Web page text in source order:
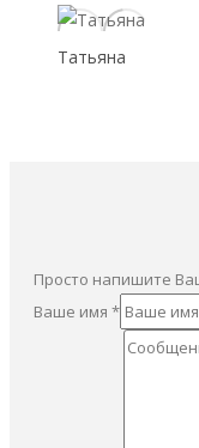
Татьяна
Просто напишите
Ваше имя *